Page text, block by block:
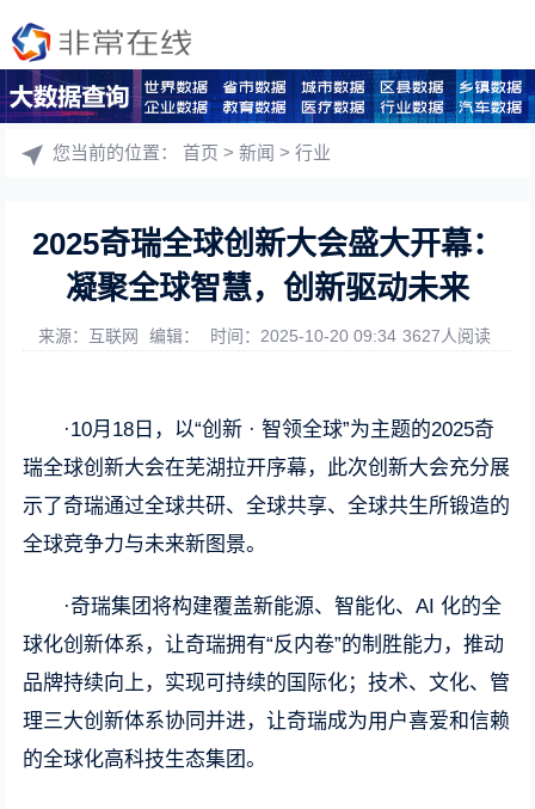
您当前的位置：首页 >新闻 >行业
2025奇瑞全球创新大会盛大开幕：
凝聚全球智慧，创新驱动未来
来源：互联网 编辑： 时间：2025-10-20 09:34 3627人阅读
·10月18日，以“创新 · 智领全球”为主题的2025奇
瑞全球创新大会在芜湖拉开序幕，此次创新大会充分展
示了奇瑞通过全球共研、全球共享、全球共生所锻造的
全球竞争力与未来新图景。
·奇瑞集团将构建覆盖新能源、智能化、AI 化的全
球化创新体系，让奇瑞拥有“反内卷”的制胜能力，推动
品牌持续向上，实现可持续的国际化；技术、文化、管
理三大创新体系协同并进，让奇瑞成为用户喜爱和信赖
的全球化高科技生态集团。